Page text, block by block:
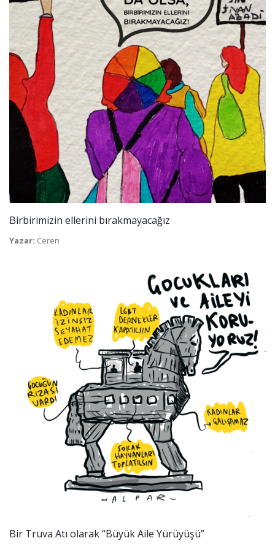
Birbirimizin ellerini bırakmayacağız
Yazar: Ceren
Bir Truva Atı olarak “Büyük Aile Yürüyüşü”